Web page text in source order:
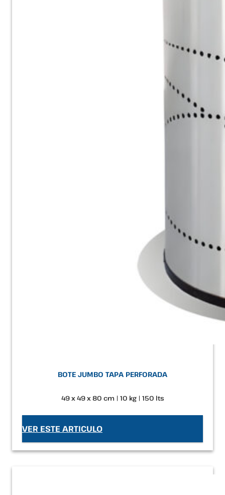
BOTE JUMBO TAPA PERFORADA
49 x 49 x 80 cm | 10 kg | 150 lts
VER ESTE ARTICULO